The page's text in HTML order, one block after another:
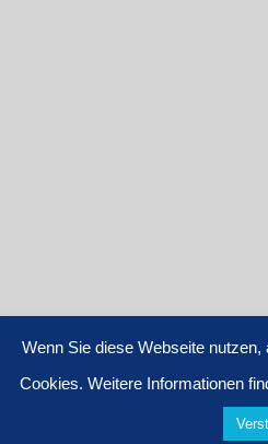
Wenn Sie diese Webseite
Cookies. Weitere Informationen